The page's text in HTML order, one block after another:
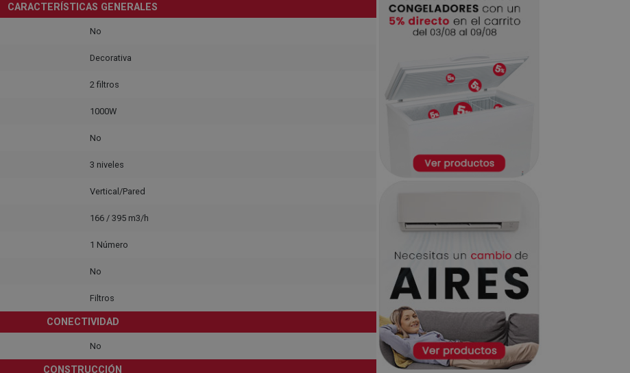
CARACTERÍSTICAS GENERALES
No
Decorativa
2 filtros
1000W
No
3 niveles
Vertical/Pared
166 / 395 m3/h
1 Número
No
Filtros
CONECTIVIDAD
No
CONSTRUCCIÓN